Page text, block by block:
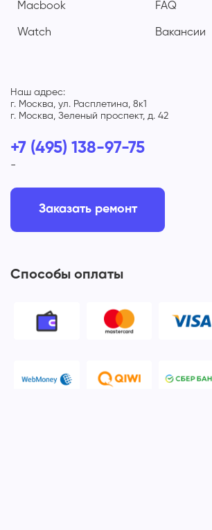
Macbook
Watch
FAQ
Вакансии
Наш адрес:
г. Москва, ул. Расплетина, 8к1
г. Москва, Зеленый проспект, д. 42
+7 (495) 138-97-75
-
Заказать ремонт
Способы оплаты